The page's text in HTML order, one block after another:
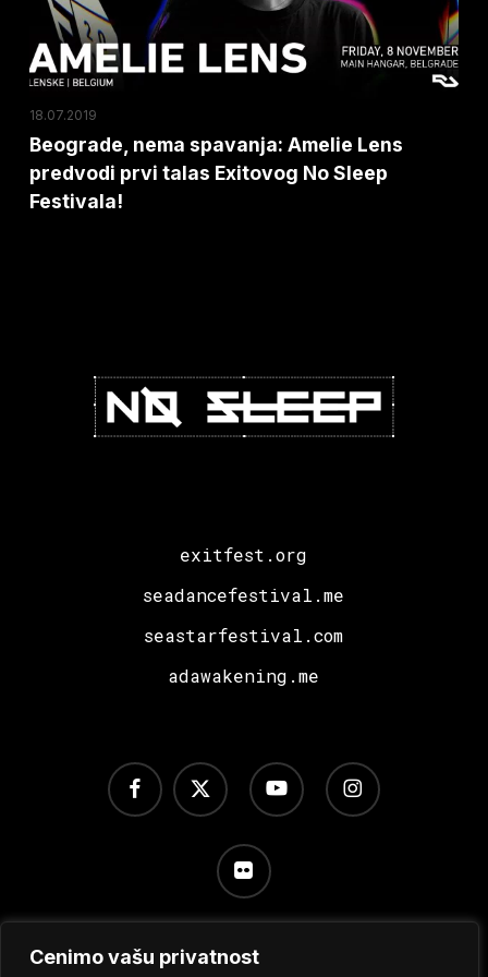
Cenimo vašu privatnost
prvi
talas
Exitovog
No
Sleep
Festivala!
18.07.2019
Beograde, nema spavanja: Amelie Lens
predvodi prvi talas Exitovog No Sleep
Festivala!
exitfest.org
seadancefestival.me
seastarfestival.com
adawakening.me
x-
twitter
facebook youtube instagram
flickr